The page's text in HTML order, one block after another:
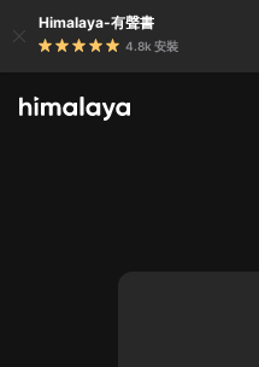
Himalaya-有聲書
4.8k 安裝